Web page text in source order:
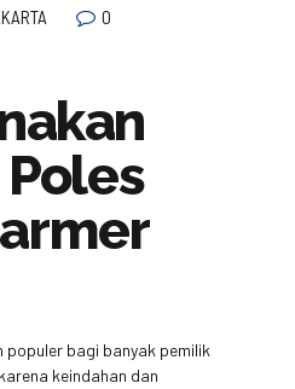
0
bagi banyak pemilik
keindahan dan